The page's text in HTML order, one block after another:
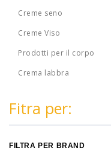
Animali
Cura della Casa
Idee regalo
Creme seno
Creme Viso
Prodotti per il corpo
Crema labbra
Fitra per:
FILTRA PER BRAND